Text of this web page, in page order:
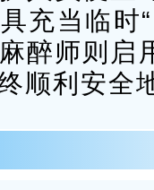
充当临时
醉师则启
顺利安全